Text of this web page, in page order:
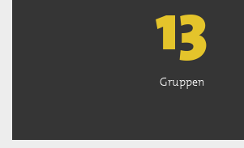
13
Gruppen